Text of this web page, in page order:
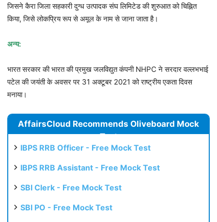
जिसने कैरा जिला सहकारी दुग्ध उत्पादक संघ लिमिटेड की शुरुआत को चिह्नित
किया, जिसे लोकप्रिय रूप से अमूल के नाम से जाना जाता है।
अन्य:
भारत सरकार की भारत की प्रमुख जलविद्युत कंपनी NHPC ने सरदार वल्लभभाई
पटेल की जयंती के अवसर पर 31 अक्टूबर 2021 को राष्ट्रीय एकता दिवस
मनाया।
AffairsCloud Recommends Oliveboard Mock
Test
IBPS RRB Officer - Free Mock Test
IBPS RRB Assistant - Free Mock Test
SBI Clerk - Free Mock Test
SBI PO - Free Mock Test